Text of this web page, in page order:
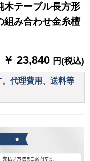
木テーブル長方形
組み合わせ金糸檀
￥ 23,840 円(税込)
代理費用、送料等